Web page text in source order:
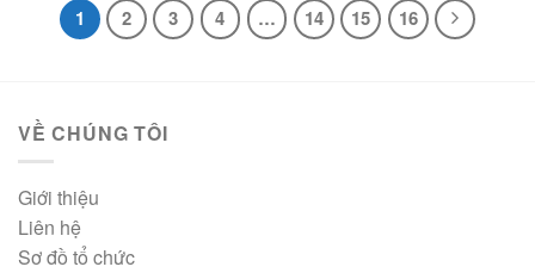
1 2 3 4 … 14 15 16
VỀ CHÚNG TÔI
Giới thiệu
Liên hệ
Sơ đồ tổ chức